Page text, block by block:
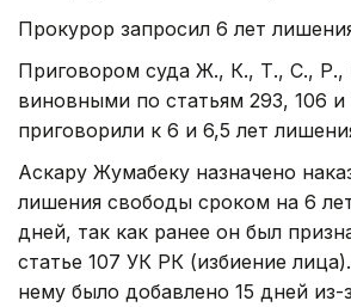
Прокурор запросил 6 лет
Приговором суда Ж., К., Т., С.,
виновными по статьям 293, 106
приговорили к 6 и 6,5 лет
Аскару Жумабеку назначено
лишения свободы сроком на 6
дней, так как ранее он был
статье 107 УК РК (избиение
нему было добавлено 15 дней из-